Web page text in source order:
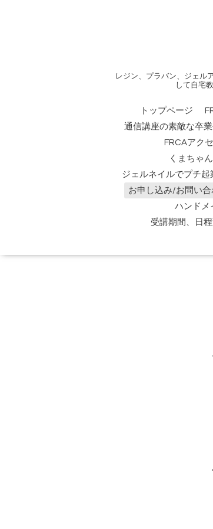
レジン、プラバン、ジェル
して自宅
トップページ
通信講座の素敵な卒
FRCAアク
くまちゃ
ジェルネイルでプチ起
お申し込み/お問い合
ハンドメ
受講期間、日